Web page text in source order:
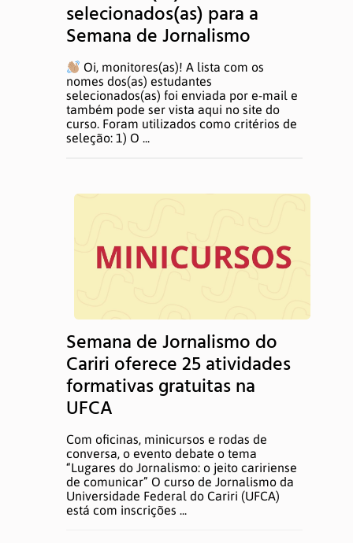
selecionados(as) para a
Semana de Jornalismo
Oi, monitores(as)! A lista com os
nomes dos(as) estudantes
selecionados(as) foi enviada por e-mail e
também pode ser vista aqui no site do
curso. Foram utilizados como critérios de
seleção: 1) O ...
Semana de Jornalismo do
Cariri oferece 25 atividades
formativas gratuitas na
UFCA
Com oficinas, minicursos e rodas de
conversa, o evento debate o tema
“Lugares do Jornalismo: o jeito caririense
de comunicar” O curso de Jornalismo da
Universidade Federal do Cariri (UFCA)
está com inscrições ...